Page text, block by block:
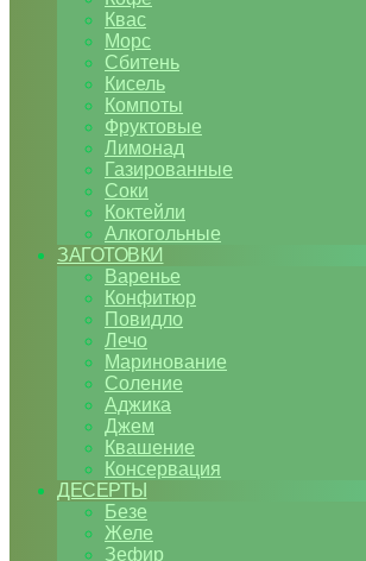
Квас
Морс
Сбитень
Кисель
Компоты
Фруктовые
Лимонад
Газированные
Соки
Коктейли
Алкогольные
ЗАГОТОВКИ
Варенье
Конфитюр
Повидло
Лечо
Маринование
Соление
Аджика
Джем
Квашение
Консервация
ДЕСЕРТЫ
Безе
Желе
Зефир